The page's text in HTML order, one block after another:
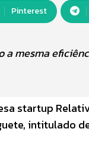
Pinterest
a mesma
startup
intitulado